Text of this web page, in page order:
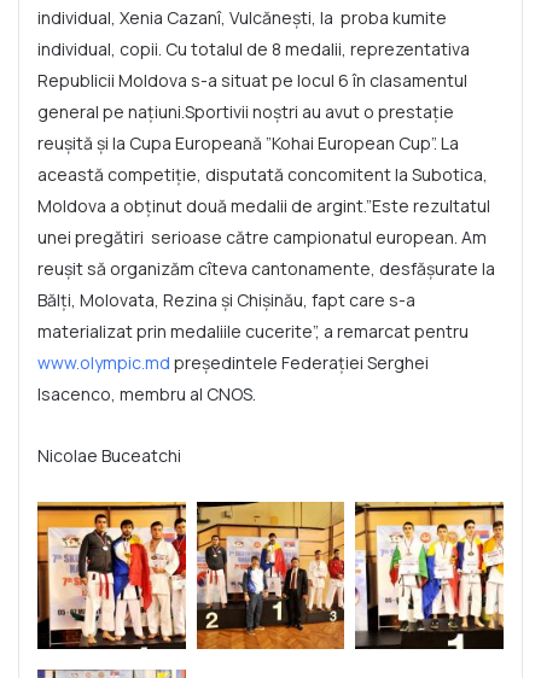
individual, Xenia Cazanî, Vulcănești, la proba kumite
individual, copii. Cu totalul de 8 medalii, reprezentativa
Republicii Moldova s-a situat pe locul 6 în clasamentul
general pe națiuni.Sportivii noștri au avut o prestație
reușită și la Cupa Europeană ”Kohai European Cup”. La
această competiție, disputată concomitent la Subotica,
Moldova a obținut două medalii de argint.”Este rezultatul
unei pregătiri serioase către campionatul european. Am
reușit să organizăm cîteva cantonamente, desfășurate la
Bălți, Molovata, Rezina și Chișinău, fapt care s-a
materializat prin medaliile cucerite”, a remarcat pentru
www.olympic.md președintele Federației Serghei
Isacenco, membru al CNOS.
Nicolae Buceatchi